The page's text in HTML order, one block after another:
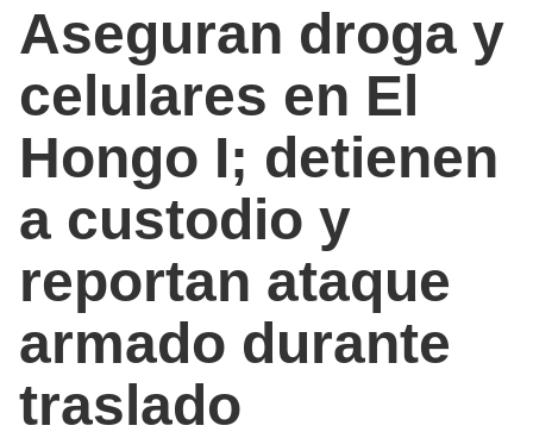
Aseguran droga y
celulares en El
Hongo I; detienen
a custodio y
reportan ataque
armado durante
traslado